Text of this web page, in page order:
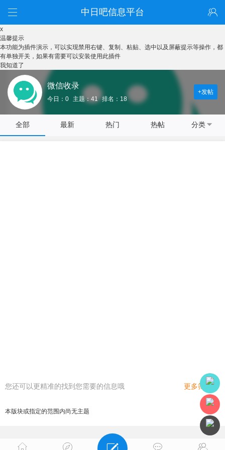
中日吧信息平台
x
温馨提示
本功能为插件演示，可以实现禁用右键、复制、粘贴、选中以及屏蔽提示等操作，都
有单独开关，如果有需要可以安装使用此插件
我知道了
微信收录
今日：0 主题：41 排名：18
+发帖
全部 最新 热门 热帖 分类
您还可以更精准的找到您需要的信息哦 更多筛选
本版块或指定的范围内尚无主题